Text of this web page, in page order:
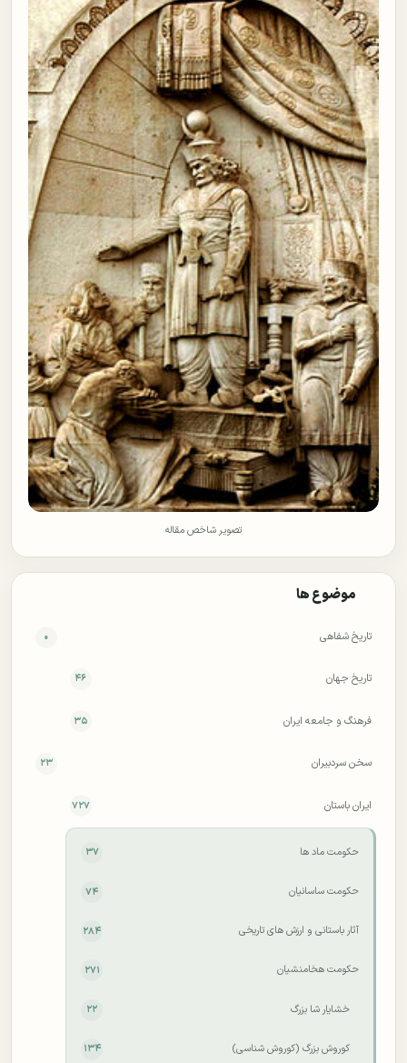
تصویر شاخص مقاله
موضوع ها
تاریخ شفاهی ۰
تاریخ جهان ۴۶
فرهنگ و جامعه ایران ۳۵
سخن سردبیران ۲۳
ایران باستان ۷۲۷
حکومت ماد ها ۳۷
حکومت ساسانیان ۷۴
آثار باستانی و ارزش های تاریخی ۲۸۴
حکومت هخامنشیان ۲۷۱
خشایار شا بزرگ ۲۲
کوروش بزرگ (کوروش شناسی) ۱۳۴